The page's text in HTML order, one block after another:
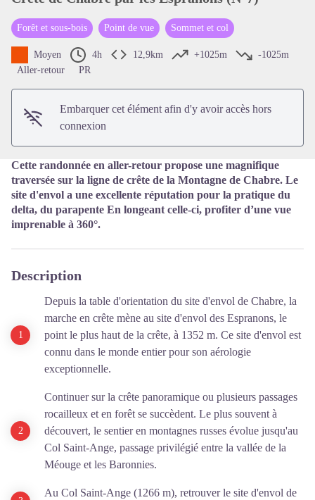
Voir l'image en plein écran
Forêt et sous-bois Point de vue Sommet et col
Moyen 4h 12,9km +1025m
-1025m
Aller-retour
PR
Embarquer cet élément afin d'y avoir accès hors
connexion
Cette randonnée en aller-retour propose une magnifique
traversée sur la ligne de crête de la Montagne de Chabre. Le
site d'envol a une excellente réputation pour la pratique du
delta, du parapente En longeant celle-ci, profiter d’une vue
imprenable à 360°.
Description
Depuis la table d'orientation du site d'envol de Chabre, la
marche en crête mène au site d'envol des Espranons, le
point le plus haut de la crête, à 1352 m. Ce site d'envol est
connu dans le monde entier pour son aérologie
exceptionnelle.
Continuer sur la crête panoramique ou plusieurs passages
rocailleux et en forêt se succèdent. Le plus souvent à
découvert, le sentier en montagnes russes évolue jusqu'au
Col Saint-Ange, passage privilégié entre la vallée de la
Méouge et les Baronnies.
Au Col Saint-Ange (1266 m), retrouver le site d'envol de